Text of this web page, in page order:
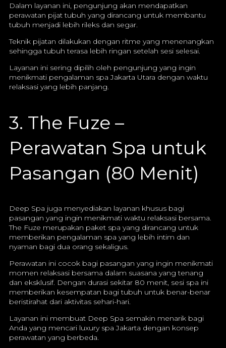
Dalam layanan ini, pengunjung akan mendapatkan
perawatan pijat tubuh yang dirancang untuk membantu
tubuh menjadi lebih rileks dan segar.
Teknik pijatan dilakukan dengan ritme yang menenangkan
sehingga tubuh terasa lebih ringan setelah sesi selesai.
Layanan ini sering dipilih oleh pengunjung yang ingin
menikmati pengalaman spa Jakarta Utara dengan waktu
relaksasi yang lebih panjang.
3. The Fuze –
Perawatan Spa untuk
Pasangan (80 Menit)
Deep Spa juga menyediakan layanan khusus bagi
pasangan yang ingin menikmati waktu relaksasi bersama.
The Fuze merupakan paket spa yang dirancang untuk
memberikan pengalaman spa yang lebih intim dan
nyaman bagi dua orang sekaligus.
Perawatan ini cocok bagi pasangan yang ingin menikmati
momen relaksasi bersama dalam suasana yang tenang
dan eksklusif. Dengan durasi sekitar 80 menit, sesi spa ini
memberikan kesempatan bagi tubuh untuk benar-benar
beristirahat dari aktivitas sehari-hari.
Layanan ini membuat Deep Spa semakin menarik bagi
Anda yang mencari luxury spa Jakarta dengan konsep
perawatan yang berbeda.